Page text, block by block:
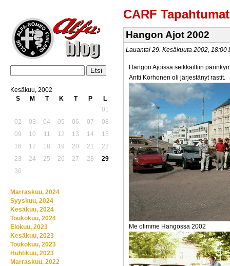
CARF Tapahtumat
Hangon Ajot 2002
Lauantai 29. Kesäkuuta 2002, 18:00
Hangon Ajoissa seikkailtiin
Antti Korhonen oli järjestänyt rastit.
Me olimme Hangossa 2002
Kesäkuu, 2002
S
M T K T P
L
01
02
03 04 05 06 07
08
09
10 11 12 13 14
15
16
17 18 19 20 21
22
23
24 25 26 27 28
29
30
Marraskuu, 2024
Syyskuu, 2024
Kesäkuu, 2024
Toukokuu, 2024
Elokuu, 2023
Kesäkuu, 2023
Toukokuu, 2023
Huhtikuu, 2023
Marraskuu, 2022